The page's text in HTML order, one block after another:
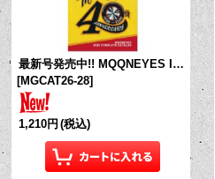
最新号発売中!! MQQNEYES International Magazine No.28 2026
[MGCAT26-28]
1,210円 (税込)